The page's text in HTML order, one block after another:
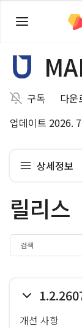
구독
다운
업데이트 2026.
상세정보
릴리스
개선 사항